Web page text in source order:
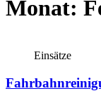
Monat:
Einsätze